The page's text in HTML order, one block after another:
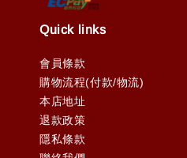
Quick links
會員條款
購物流程(付款/物流)
本店地址
退款政策
隱私條款